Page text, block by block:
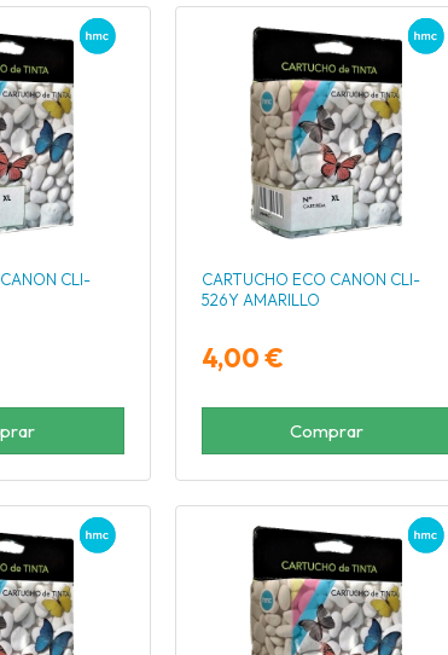
CLI-
CARTUCHO ECO CANON CLI-
526Y AMARILLO
4,00 €
Comprar